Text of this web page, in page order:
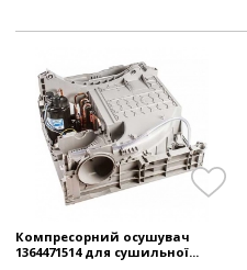
Компресорний осушувач
1364471514 для сушильної...